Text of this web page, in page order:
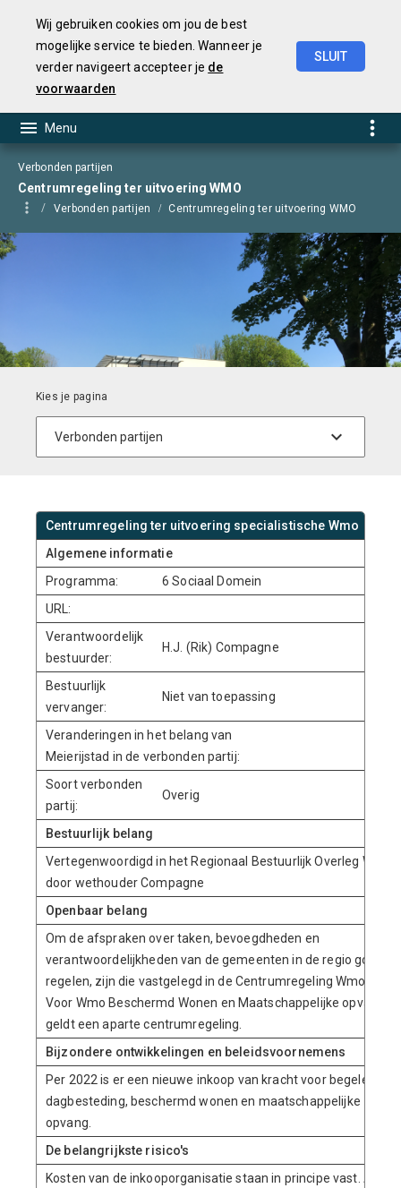
Wij gebruiken cookies om jou de best
mogelijke service te bieden. Wanneer je
verder navigeert accepteer je de
voorwaarden
SLUIT
Verbonden partijen
Centrumregeling ter uitvoering WMO
Verbonden partijen Centrumregeling ter uitvoering WMO
Centrumregeling ter uitvoering specialistische Wmo
Algemene informatie
Programma:
6 Sociaal Domein
URL:
Verantwoordelijk
bestuurder:
H.J. (Rik) Compagne
Bestuurlijk
vervanger:
Niet van toepassing
Veranderingen in het belang van
Meierijstad in de verbonden partij:
Soort verbonden
partij:
Overig
Bestuurlijk belang
Vertegenwoordigd in het Regionaal Bestuurlijk Overleg Wmo
door wethouder Compagne
Openbaar belang
Om de afspraken over taken, bevoegdheden en
verantwoordelijkheden van de gemeenten in de regio goed te
regelen, zijn die vastgelegd in de Centrumregeling Wmo 2020.
Voor Wmo Beschermd Wonen en Maatschappelijke opvang
geldt een aparte centrumregeling.
Bijzondere ontwikkelingen en beleidsvoornemens
Per 2022 is er een nieuwe inkoop van kracht voor begeleiding,
dagbesteding, beschermd wonen en maatschappelijke
opvang.
De belangrijkste risico's
Kosten van de inkooporganisatie staan in principe vast. Als